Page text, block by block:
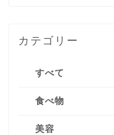
カテゴリー
すべて
食べ物
美容